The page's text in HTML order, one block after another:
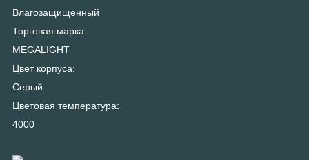
Влагозащищенный
Торговая марка:
MEGALIGHT
Цвет корпуса:
Серый
Цветовая температура:
4000